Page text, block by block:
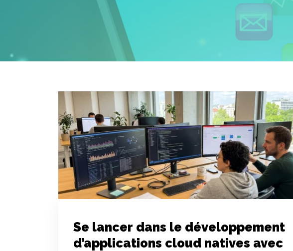
Se lancer dans le développement
d’applications cloud natives avec